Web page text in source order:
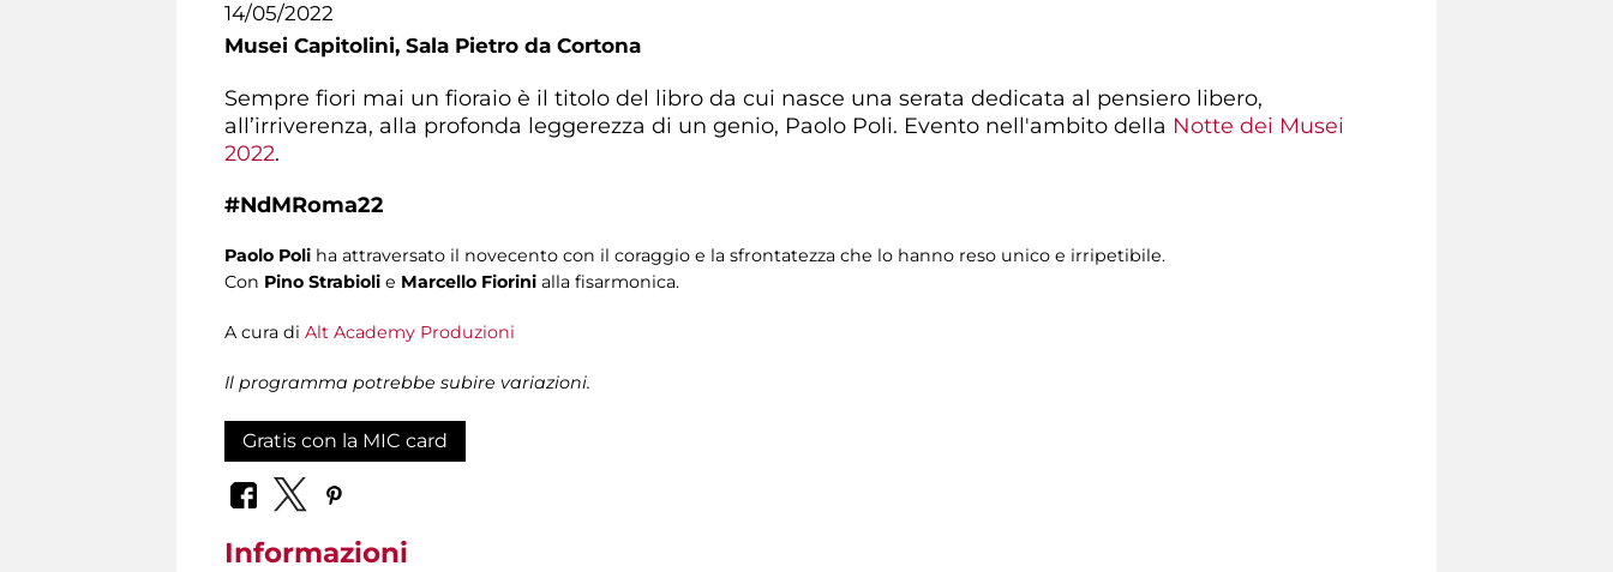
14/05/2022
Musei Capitolini, Sala Pietro da Cortona
Sempre fiori mai un fioraio è il titolo del libro da cui nasce una serata dedicata al pensiero libero,
all’irriverenza, alla profonda leggerezza di un genio, Paolo Poli. Evento nell'ambito della Notte dei Musei
2022.
#NdMRoma22
Paolo Poli ha attraversato il novecento con il coraggio e la sfrontatezza che lo hanno reso unico e irripetibile.
Con Pino Strabioli e Marcello Fiorini alla fisarmonica.
A cura di Alt Academy Produzioni
Il programma potrebbe subire variazioni.
Gratis con la MIC card
Informazioni